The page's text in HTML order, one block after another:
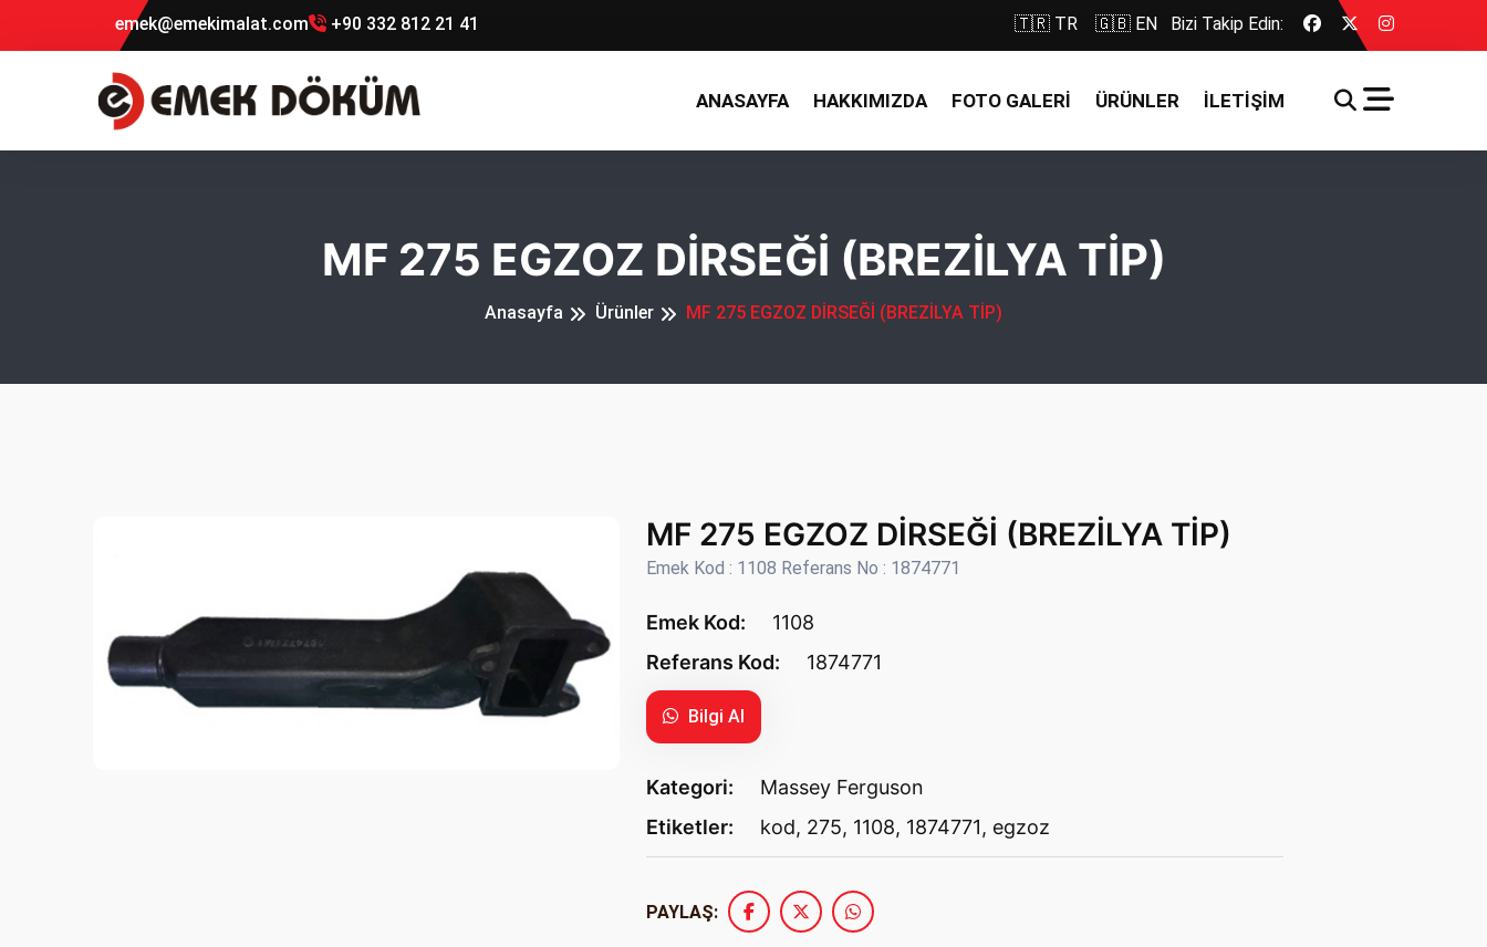
emek@emekimalat.com +90 332 812 21 41 🇹🇷 TR 🇬🇧 EN Bizi Takip Edin:
ANASAYFA HAKKIMIZDA FOTO GALERİ ÜRÜNLER İLETİŞİM
MF 275 EGZOZ DİRSEĞİ (BREZİLYA TİP)
Anasayfa Ürünler MF 275 EGZOZ DİRSEĞİ (BREZİLYA TİP)
MF 275 EGZOZ DİRSEĞİ (BREZİLYA TİP)
Emek Kod : 1108 Referans No : 1874771
Emek Kod:
1108
Referans Kod:
1874771
Bilgi Al
Kategori:
Massey Ferguson
Etiketler:
kod, 275, 1108, 1874771, egzoz
PAYLAŞ: